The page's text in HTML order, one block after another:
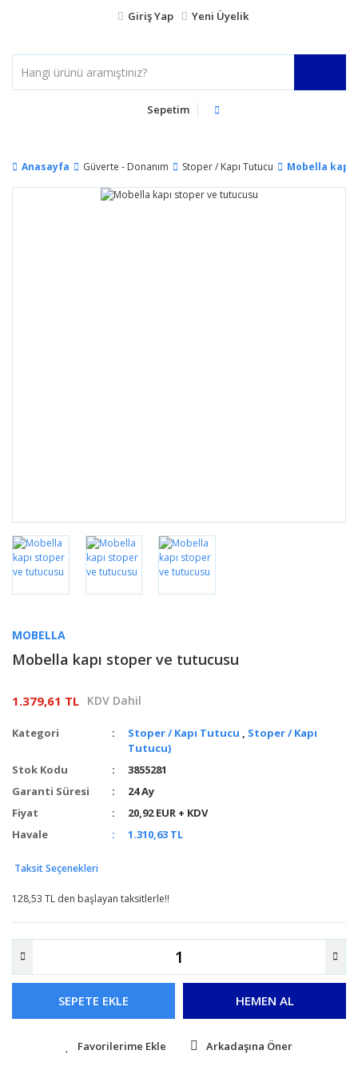
Giriş Yap Yeni Üyelik
Sepetim
Anasayfa Güverte - Donanım Stoper / Kapı Tutucu Mobella
MOBELLA
Mobella kapı stoper ve tutucusu
1.379,61 TL KDV Dahil
Kategori Stoper / Kapı Tutucu , Stoper / Kapı
Tutucu)
Stok Kodu
3855281
Garanti Süresi
24 Ay
Fiyat
20,92 EUR + KDV
Havale
1.310,63 TL
Taksit Seçenekleri
128,53 TL den başlayan taksitlerle!!
SEPETE EKLE HEMEN AL
Arkadaşına Öner